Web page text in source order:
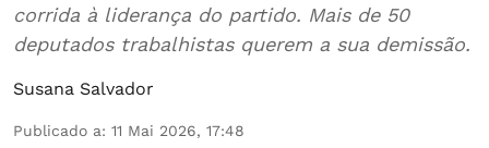
corrida à liderança do partido. Mais de 50
deputados trabalhistas querem a sua demissão.
Susana Salvador
Publicado a: 11 Mai 2026, 17:48